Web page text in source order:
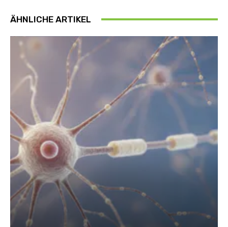
ÄHNLICHE ARTIKEL